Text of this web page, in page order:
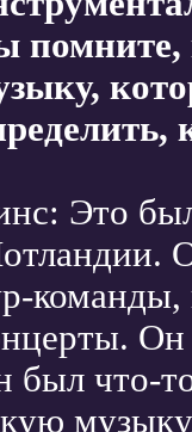
помните,
Это
команды,
был что-